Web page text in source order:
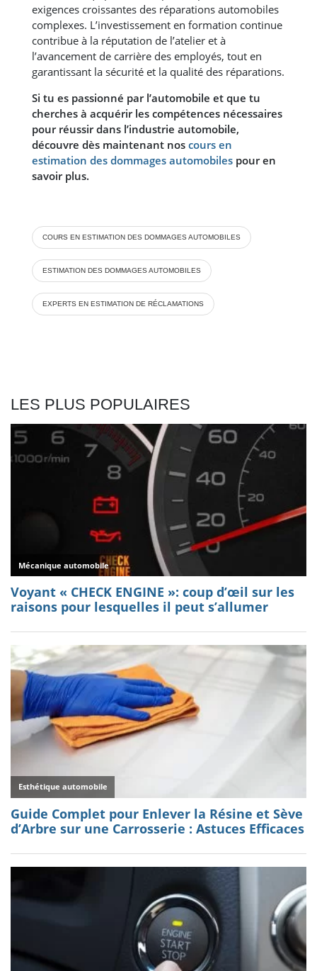
exigences croissantes des réparations automobiles
complexes. L’investissement en formation continue
contribue à la réputation de l’atelier et à
l’avancement de carrière des employés, tout en
garantissant la sécurité et la qualité des réparations​​.
Si tu es passionné par l’automobile et que tu
cherches à acquérir les compétences nécessaires
pour réussir dans l’industrie automobile,
découvre dès maintenant nos cours en
estimation des dommages automobiles pour en
savoir plus.
COURS EN ESTIMATION DES DOMMAGES AUTOMOBILES
ESTIMATION DES DOMMAGES AUTOMOBILES
EXPERTS EN ESTIMATION DE RÉCLAMATIONS
LES PLUS POPULAIRES